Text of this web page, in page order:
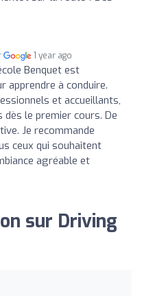
1 year ago
Benquet est
apprendre à conduire.
et accueillants,
le premier cours. De
Je recommande
ceux qui souhaitent
agréable et
sur Driving